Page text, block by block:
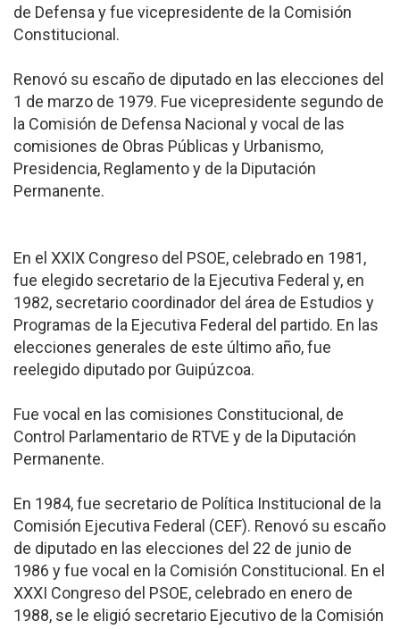
de Defensa y fue vicepresidente de la Comisión
Constitucional.
Renovó su escaño de diputado en las elecciones del
1 de marzo de 1979. Fue vicepresidente segundo de
la Comisión de Defensa Nacional y vocal de las
comisiones de Obras Públicas y Urbanismo,
Presidencia, Reglamento y de la Diputación
Permanente.
En el XXIX Congreso del PSOE, celebrado en 1981,
fue elegido secretario de la Ejecutiva Federal y, en
1982, secretario coordinador del área de Estudios y
Programas de la Ejecutiva Federal del partido. En las
elecciones generales de este último año, fue
reelegido diputado por Guipúzcoa.
Fue vocal en las comisiones Constitucional, de
Control Parlamentario de RTVE y de la Diputación
Permanente.
En 1984, fue secretario de Política Institucional de la
Comisión Ejecutiva Federal (CEF). Renovó su escaño
de diputado en las elecciones del 22 de junio de
1986 y fue vocal en la Comisión Constitucional. En el
XXXI Congreso del PSOE, celebrado en enero de
1988, se le eligió secretario Ejecutivo de la Comisión